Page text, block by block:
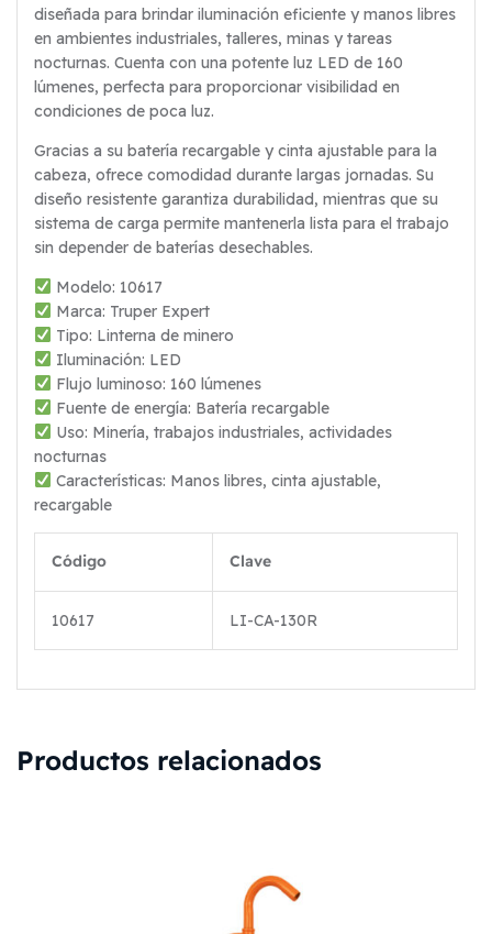
diseñada para brindar iluminación eficiente y manos libres
en ambientes industriales, talleres, minas y tareas
nocturnas. Cuenta con una potente luz LED de 160
lúmenes, perfecta para proporcionar visibilidad en
condiciones de poca luz.
Gracias a su batería recargable y cinta ajustable para la
cabeza, ofrece comodidad durante largas jornadas. Su
diseño resistente garantiza durabilidad, mientras que su
sistema de carga permite mantenerla lista para el trabajo
sin depender de baterías desechables.
Modelo: 10617
Marca: Truper Expert
Tipo: Linterna de minero
Iluminación: LED
Flujo luminoso: 160 lúmenes
Fuente de energía: Batería recargable
Uso: Minería, trabajos industriales, actividades
nocturnas
Características: Manos libres, cinta ajustable,
recargable
Código Clave
10617 LI-CA-130R
Productos relacionados